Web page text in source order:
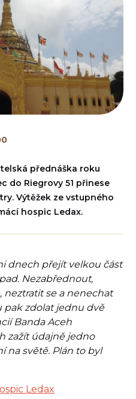
přednáška roku
do Riegrovy 51 přinese
Výtěžek ze vstupného
hospic Ledax.
dnech přejít velkou část
Nezabřednout,
neztratit se a nenechat
pak zdolat jednu dvě
Banda Aceh
zažít údajně jedno
na světě. Plán to byl
Ledax